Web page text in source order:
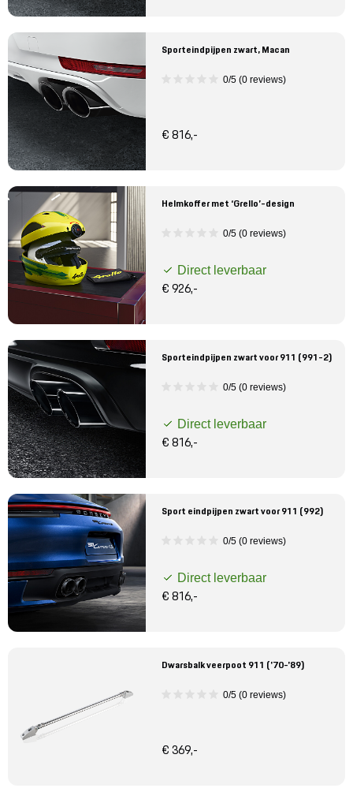
Sporteindpijpen zwart, Macan
0/5 (0 reviews)
€ 816,-
Helmkoffer met ‘Grello’-design
0/5 (0 reviews)
Direct leverbaar
€ 926,-
Sporteindpijpen zwart voor 911 (991-2)
0/5 (0 reviews)
Direct leverbaar
€ 816,-
Sport eindpijpen zwart voor 911 (992)
0/5 (0 reviews)
Direct leverbaar
€ 816,-
Dwarsbalk veerpoot 911 ('70-'89)
0/5 (0 reviews)
€ 369,-